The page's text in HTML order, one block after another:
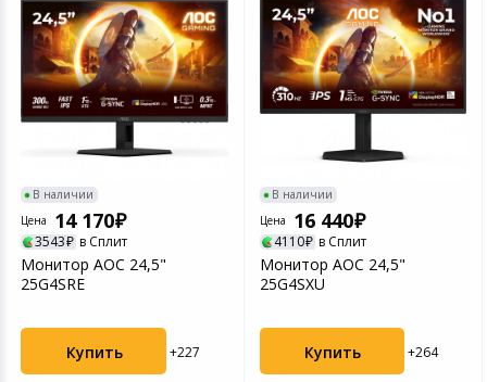
В наличии
Цена
14 170
3543 в Сплит
Монитор AOC 24,5"
25G4SRE
Купить +227
В наличии
Цена
16 440
4110 в Сплит
Монитор AOC 24,5"
25G4SXU
Купить +264